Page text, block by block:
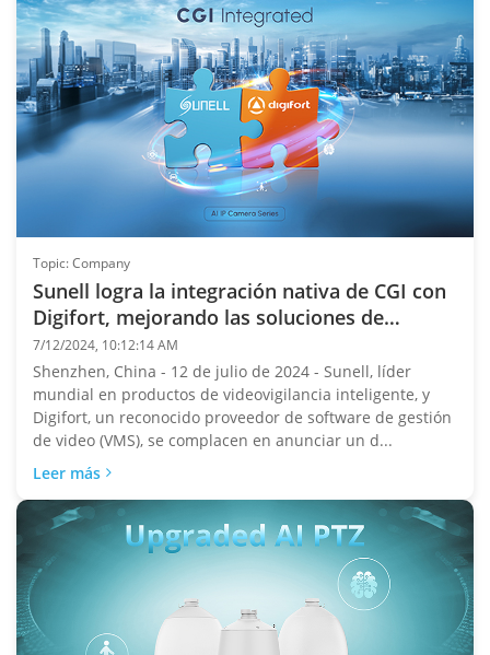
Topic: Company
Sunell logra la integración nativa de CGI con
Digifort, mejorando las soluciones de
videovigilancia
7/12/2024, 10:12:14 AM
Shenzhen, China - 12 de julio de 2024 - Sunell, líder
mundial en productos de videovigilancia inteligente, y
Digifort, un reconocido proveedor de software de gestión
de video (VMS), se complacen en anunciar un d...
Leer más